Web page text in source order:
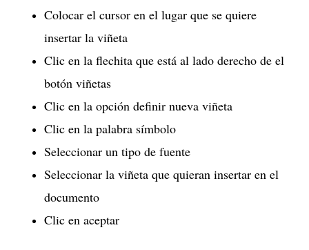
Colocar el cursor en el lugar que se quiere
insertar la viñeta
Clic en la flechita que está al lado derecho de el
botón viñetas
Clic en la opción definir nueva viñeta
Clic en la palabra símbolo
Seleccionar un tipo de fuente
Seleccionar la viñeta que quieran insertar en el
documento
Clic en aceptar